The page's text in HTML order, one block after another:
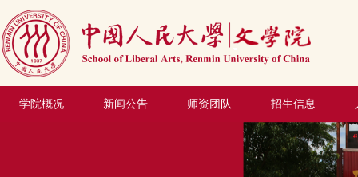
学院概况 新闻公告 师资团队 招生信息